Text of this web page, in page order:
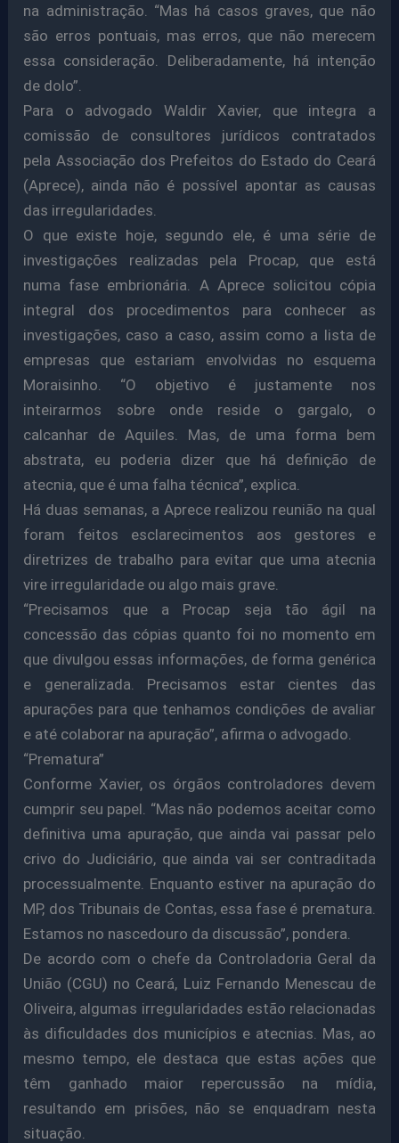
na administração. “Mas há casos graves, que não
são erros pontuais, mas erros, que não merecem
essa consideração. Deliberadamente, há intenção
de dolo”.
Para o advogado Waldir Xavier, que integra a
comissão de consultores jurídicos contratados
pela Associação dos Prefeitos do Estado do Ceará
(Aprece), ainda não é possível apontar as causas
das irregularidades.
O que existe hoje, segundo ele, é uma série de
investigações realizadas pela Procap, que está
numa fase embrionária. A Aprece solicitou cópia
integral dos procedimentos para conhecer as
investigações, caso a caso, assim como a lista de
empresas que estariam envolvidas no esquema
Moraisinho. “O objetivo é justamente nos
inteirarmos sobre onde reside o gargalo, o
calcanhar de Aquiles. Mas, de uma forma bem
abstrata, eu poderia dizer que há definição de
atecnia, que é uma falha técnica”, explica.
Há duas semanas, a Aprece realizou reunião na qual
foram feitos esclarecimentos aos gestores e
diretrizes de trabalho para evitar que uma atecnia
vire irregularidade ou algo mais grave.
“Precisamos que a Procap seja tão ágil na
concessão das cópias quanto foi no momento em
que divulgou essas informações, de forma genérica
e generalizada. Precisamos estar cientes das
apurações para que tenhamos condições de avaliar
e até colaborar na apuração”, afirma o advogado.
“Prematura”
Conforme Xavier, os órgãos controladores devem
cumprir seu papel. “Mas não podemos aceitar como
definitiva uma apuração, que ainda vai passar pelo
crivo do Judiciário, que ainda vai ser contraditada
processualmente. Enquanto estiver na apuração do
MP, dos Tribunais de Contas, essa fase é prematura.
Estamos no nascedouro da discussão”, pondera.
De acordo com o chefe da Controladoria Geral da
União (CGU) no Ceará, Luiz Fernando Menescau de
Oliveira, algumas irregularidades estão relacionadas
às dificuldades dos municípios e atecnias. Mas, ao
mesmo tempo, ele destaca que estas ações que
têm ganhado maior repercussão na mídia,
resultando em prisões, não se enquadram nesta
situação.